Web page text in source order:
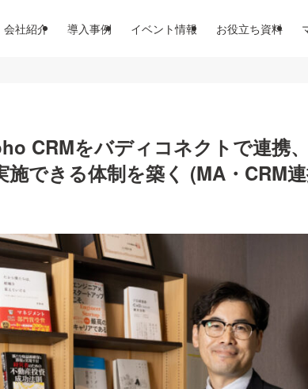
会社紹介 導入事例 イベント情報 お役立ち資料
CRMをバディコネクトで連携
できる体制を築く (MA・CRM